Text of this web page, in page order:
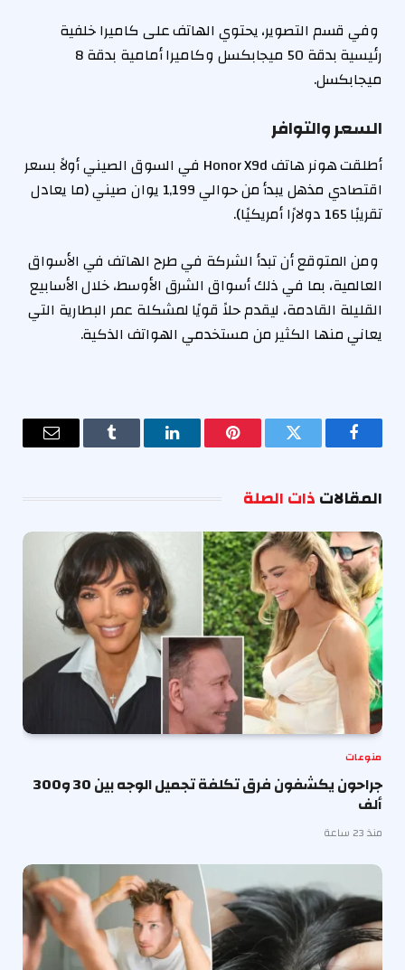
وفي قسم التصوير، يحتوي الهاتف على كاميرا خلفية
رئيسية بدقة 50 ميجابكسل وكاميرا أمامية بدقة 8
ميجابكسل.
السعر والتوافر
أطلقت هونر هاتف Honor X9d في السوق الصيني أولاً بسعر
اقتصادي مذهل يبدأ من حوالي 1,199 يوان صيني (ما يعادل
تقريبًا 165 دولارًا أمريكيًا).
ومن المتوقع أن تبدأ الشركة في طرح الهاتف في الأسواق
العالمية، بما في ذلك أسواق الشرق الأوسط، خلال الأسابيع
القليلة القادمة، ليقدم حلاً قويًا لمشكلة عمر البطارية التي
يعاني منها الكثير من مستخدمي الهواتف الذكية.
فيسبوك تويتر بينتيريستلينكدإن Tumblr
البريد
المقالاتذات الصلة
منوعات
جراحون يكشفون فرق تكلفة تجميل الوجه بين 30 و300
ألف
منذ 23 ساعة